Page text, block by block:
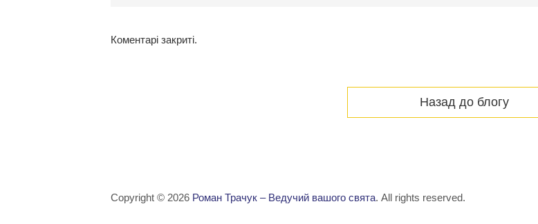
Коментарі закриті.
Назад до блогу
Copyright © 2026 Роман Трачук – Ведучий вашого свята. All rights reserved.